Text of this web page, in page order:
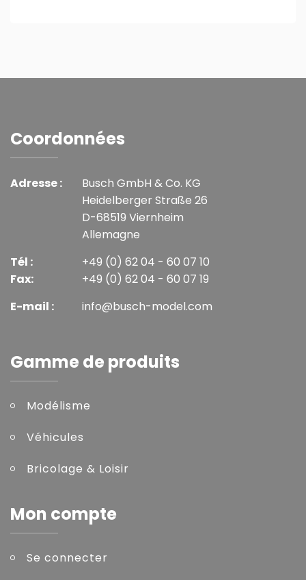
Coordonnées
Adresse :
Busch GmbH & Co. KG
Heidelberger Straße 26
D-68519 Viernheim
Allemagne
Tél :
Fax:
+49 (0) 62 04 - 60 07 10
+49 (0) 62 04 - 60 07 19
E-mail :
info@busch-model.com
Gamme de produits
Modélisme
Véhicules
Bricolage & Loisir
Mon compte
Se connecter